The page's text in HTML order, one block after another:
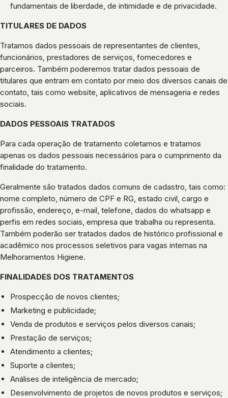
fundamentais de liberdade, de intimidade e de privacidade.
TITULARES DE DADOS
Tratamos dados pessoais de representantes de clientes,
funcionários, prestadores de serviços, fornecedores e
parceiros. Também poderemos tratar dados pessoais de
titulares que entram em contato por meio dos diversos canais de
contato, tais como website, aplicativos de mensageria e redes
sociais.
DADOS PESSOAIS TRATADOS
Para cada operação de tratamento coletamos e tratamos
apenas os dados pessoais necessários para o cumprimento da
finalidade do tratamento.
Geralmente são tratados dados comuns de cadastro, tais como:
nome completo, número de CPF e RG, estado civil, cargo e
profissão, endereço, e-mail, telefone, dados do whatsapp e
perfis em redes sociais, empresa que trabalha ou representa.
Também poderão ser tratados dados de histórico profissional e
acadêmico nos processos seletivos para vagas internas na
Melhoramentos Higiene.
FINALIDADES DOS TRATAMENTOS
Prospecção de novos clientes;
Marketing e publicidade;
Venda de produtos e serviços pelos diversos canais;
Prestação de serviços;
Atendimento a clientes;
Suporte a clientes;
Análises de inteligência de mercado;
Desenvolvimento de projetos de novos produtos e serviços;